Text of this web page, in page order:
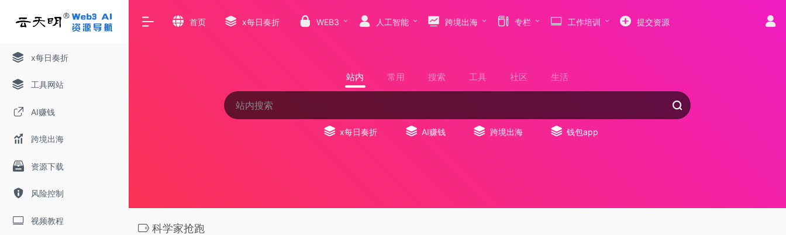
x每日奏折
工具网站
AI赚钱
跨境出海
资源下载
风险控制
视频教程
首页 x每日奏折 WEB3 人工智能 跨境出海 专栏 工作培训 提交资源
站内 常用 搜索 工具 社区 生活
x每日奏折 AI赚钱 跨境出海 钱包app
科学家抢跑